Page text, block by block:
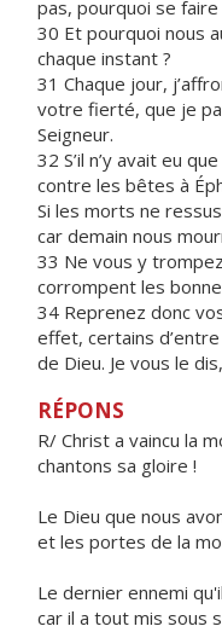
pas, pourquoi se
30 Et pourquoi nous
chaque instant ?
31 Chaque jour,
votre fierté, que je
Seigneur.
32 S’il n’y avait eu
contre les bêtes à
Si les morts ne
car demain nous
33 Ne vous y
corrompent les
34 Reprenez donc
effet, certains d’entre
de Dieu. Je vous le
RÉPONS
R/ Christ a vaincu la
chantons sa gloire !
Le Dieu que nous
et les portes de la
Le dernier ennemi
car il a tout mis sous